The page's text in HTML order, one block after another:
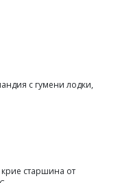
с гумени лодки,
старшина от